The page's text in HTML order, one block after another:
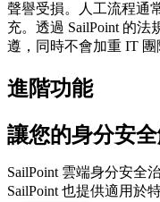
聲譽受損。人工流程通
充。透過 SailPoint 的
遵，同時不會加重 IT 團
進階功能
讓您的身分安
SailPoint 雲端身分安全
SailPoint 也提供適用於